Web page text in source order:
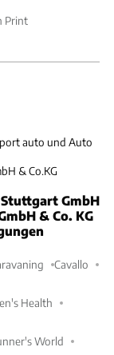
Print
auto und Auto
& Co.KG
GmbH
& Co. KG
Cavallo
Health
World